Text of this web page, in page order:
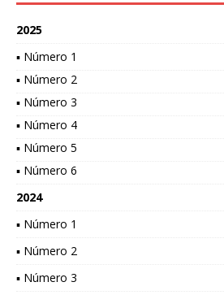
2025
▪ Número 1
▪ Número 2
▪ Número 3
▪ Número 4
▪ Número 5
▪ Número 6
2024
▪ Número 1
▪ Número 2
▪ Número 3